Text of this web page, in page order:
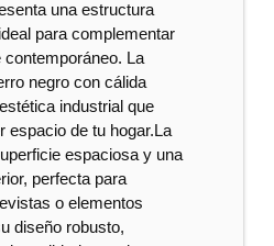
una estructura
para complementar
contemporáneo. La
negro con cálida
industrial que
espacio de tu hogar.La
espaciosa y una
perfecta para
o elementos
diseño robusto,